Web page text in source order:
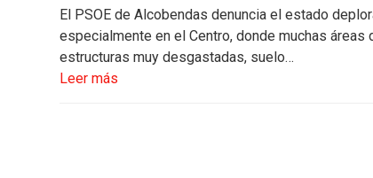
El PSOE de Alcobendas denuncia el estado
especialmente en el Centro, donde muchas
estructuras muy desgastadas, suelo…
Leer más